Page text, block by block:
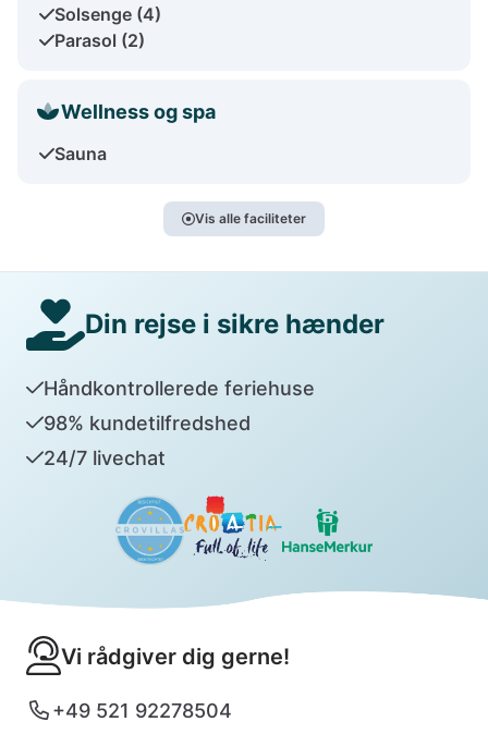
Solsenge (4)
Parasol (2)
Wellness og spa
Sauna
Vis alle faciliteter
Din rejse i sikre hænder
Håndkontrollerede feriehuse
98% kundetilfredshed
24/7 livechat
Vi rådgiver dig gerne!
+49 521 92278504